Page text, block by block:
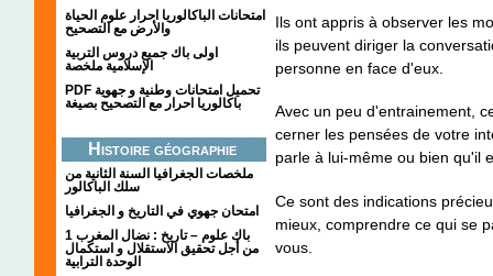
امتحانات الباكالوريا احرار علوم الحياة
والأرض مع التصحيح
اولى باك جميع دروس التربية
الإسلامية ملخصة
PDF تحميل امتحانات وطنية و جهوية
باكالوريا احرار مع التصحيح بصيغة
Histoire géographie
ملخصات الجغرافيا السنة الثانية من
سلك الباكالور
امتحان جهوي في التاريخ و الجغرافيا
1 باك علوم – تاريخ : نضال المغرب
من أجل تحقيق الاستقلال و استكمال
الوحدة الترابية
Ils ont appris à observer les
ils peuvent diriger la
personne en face d'eux.
Avec un peu d'entrainement,
cerner les pensées de votre
parle à lui-même ou bien qu'il
Ce sont des indications
mieux, comprendre ce qui se
vous.